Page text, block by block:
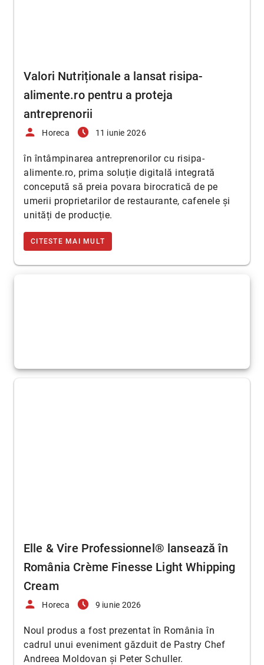
Valori Nutriționale a lansat risipa-
alimente.ro pentru a proteja
antreprenorii
person Horeca access_time_filled 11 iunie 2026
în întâmpinarea antreprenorilor cu risipa-
alimente.ro, prima soluție digitală integrată
concepută să preia povara birocratică de pe
umerii proprietarilor de restaurante, cafenele și
unități de producție.
CITESTE MAI MULT
Elle & Vire Professionnel® lansează în
România Crème Finesse Light Whipping
Cream
person Horeca access_time_filled 9 iunie 2026
Noul produs a fost prezentat în România în
cadrul unui eveniment găzduit de Pastry Chef
Andreea Moldovan și Peter Schuller.